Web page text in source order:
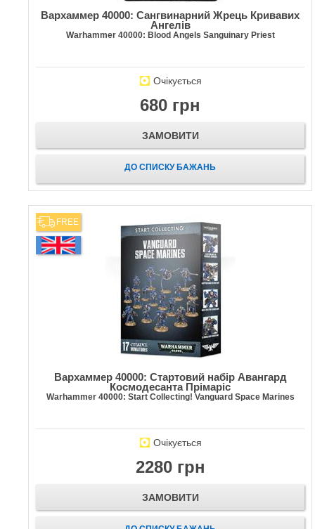
Вархаммер 40000: Сангвинарний Жрець Кривавих
Ангелів
Warhammer 40000: Blood Angels Sanguinary Priest
Очікується
680 грн
ЗАМОВИТИ
ДО СПИСКУ БАЖАНЬ
FREE
Вархаммер 40000: Стартовий набір Авангард
Космодесанта Прімаріс
Warhammer 40000: Start Collecting! Vanguard Space Marines
Очікується
2280 грн
ЗАМОВИТИ